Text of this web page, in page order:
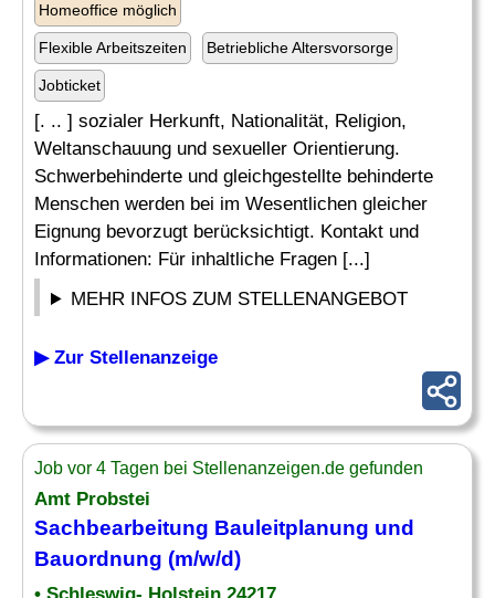
Homeoffice möglich
Flexible Arbeitszeiten Betriebliche Altersvorsorge
Jobticket
[. .. ] sozialer Herkunft, Nationalität, Religion,
Weltanschauung und sexueller Orientierung.
Schwerbehinderte und gleichgestellte behinderte
Menschen werden bei im Wesentlichen gleicher
Eignung bevorzugt berücksichtigt. Kontakt und
Informationen: Für inhaltliche Fragen [...]
MEHR INFOS ZUM STELLENANGEBOT
▶ Zur Stellenanzeige
Job vor 4 Tagen bei Stellenanzeigen.de gefunden
Amt Probstei
Sachbearbeitung Bauleitplanung und
Bauordnung (m/w/d)